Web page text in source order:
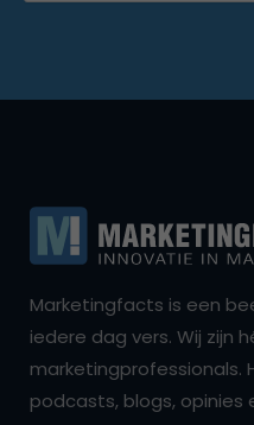
Marketingfacts is een
iedere dag vers. Wij zijn
marketingprofessionals.
podcasts, blogs, opinies